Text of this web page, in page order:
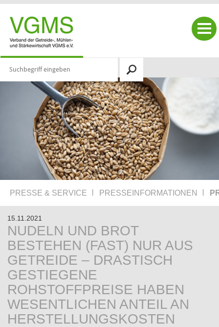
PRESSE & SERVICE PRESSE­INFORMATIONEN
15.11.2021
NUDELN UND BROT
BESTEHEN (FAST) NUR AUS
GETREIDE – DRASTISCH
GESTIEGENE
ROHSTOFFPREISE HABEN
WESENTLICHEN ANTEIL AN
HERSTELLUNGSKOSTEN